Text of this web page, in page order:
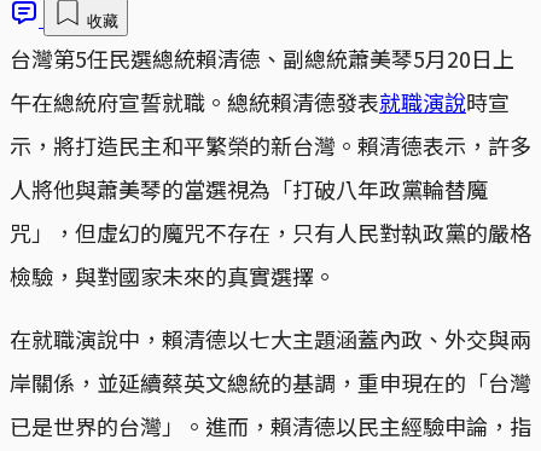
收藏
台灣第5任民選總統賴清德、副總統蕭美琴5月20日上
午在總統府宣誓就職。總統賴清德發表就職演說時宣
示，將打造民主和平繁榮的新台灣。賴清德表示，許多
人將他與蕭美琴的當選視為「打破八年政黨輪替魔
咒」，但虛幻的魔咒不存在，只有人民對執政黨的嚴格
檢驗，與對國家未來的真實選擇。
在就職演說中，賴清德以七大主題涵蓋內政、外交與兩
岸關係，並延續蔡英文總統的基調，重申現在的「台灣
已是世界的台灣」。進而，賴清德以民主經驗申論，指